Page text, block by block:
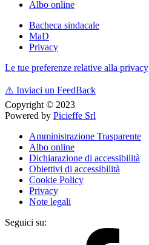
Albo online
Bacheca sindacale
MaD
Privacy
Le tue preferenze relative alla privacy
⚠️ Inviaci un FeedBack
Copyright © 2023
Powered by Picieffe Srl
Amministrazione Trasparente
Albo online
Dichiarazione di accessibilità
Obiettivi di accessibilità
Cookie Policy
Privacy
Note legali
Seguici su: